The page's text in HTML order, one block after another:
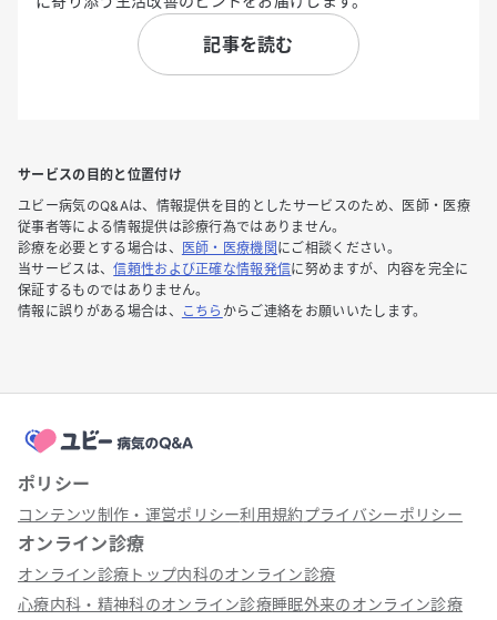
記事を読む
サービスの目的と位置付け
ユビー病気のQ&Aは、情報提供を目的としたサービスのため、医師・医療
従事者等による情報提供は診療行為ではありません。
診療を必要とする場合は、
医師・医療機関 にご相談ください。
当サービスは、信頼性および正確な情報発信に努めますが、内容を完全に
保証するものではありません。
情報に誤りがある場合は、
こちら からご連絡をお願いいたします。
ポリシー
コンテンツ制作・運営ポリシー利用規約プライバシーポリシー
オンライン診療
オンライン診療トップ内科のオンライン診療
心療内科・精神科のオンライン診療睡眠外来のオンライン診療